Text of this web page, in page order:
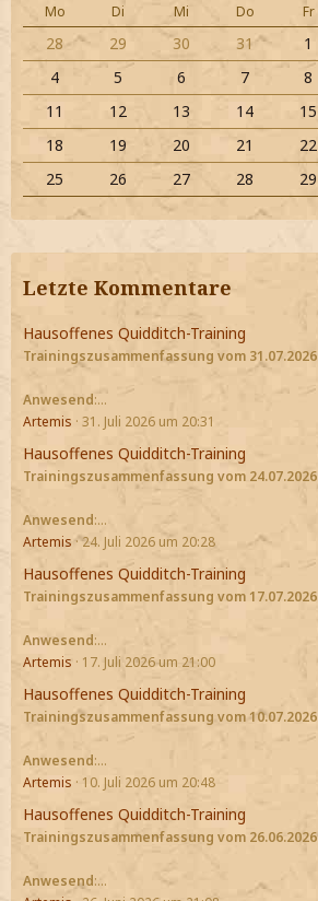
Mo Di Mi Do Fr
28 29 30 31 1
4
5 6 7 8
11
12 13 14 15
18
19 20 21 22
25
26 27 28 29
Letzte Kommentare
Hausoffenes Quidditch-Training
Trainingszusammenfassung vom 31.07.2026
Anwesend:…
Artemis 31. Juli 2026 um 20:31
Hausoffenes Quidditch-Training
Trainingszusammenfassung vom 24.07.2026
Anwesend:…
Artemis 24. Juli 2026 um 20:28
Hausoffenes Quidditch-Training
Trainingszusammenfassung vom 17.07.2026
Anwesend:…
Artemis
17. Juli 2026 um 21:00
Hausoffenes Quidditch-Training
Trainingszusammenfassung vom 10.07.2026
Anwesend:…
Artemis
10. Juli 2026 um 20:48
Hausoffenes Quidditch-Training
Trainingszusammenfassung vom 26.06.2026
Anwesend:…